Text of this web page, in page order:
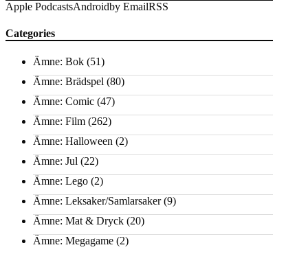
Apple PodcastsAndroidby EmailRSS
Categories
Ämne: Bok (51)
Ämne: Brädspel (80)
Ämne: Comic (47)
Ämne: Film (262)
Ämne: Halloween (2)
Ämne: Jul (22)
Ämne: Lego (2)
Ämne: Leksaker/Samlarsaker(9)
Ämne: Mat & Dryck (20)
Ämne: Megagame (2)